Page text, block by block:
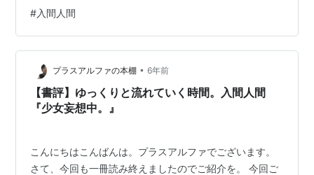
まむら 夏のカナリア きっと彼女は神様なんかじゃない
少女妄想中。 バカが全裸でやってくる 入間人間作品につ
いて 電撃小説大賞にて最終選考に残った作品を改題・改
稿し「嘘つきみーくんと壊れたまーちゃん 幸せの背景は
不幸」として出版されデビュー。次のシリーズとして
「電波女と青春男」を発表、ア…
#入間人間
プラスアルファの本棚 • 6年前
【書評】ゆっくりと流れていく時間。入間人間
『少女妄想中。』
こんにちはこんばんは。プラスアルファでございます。
さて、今回も一冊読み終えましたのでご紹介を。 今回ご